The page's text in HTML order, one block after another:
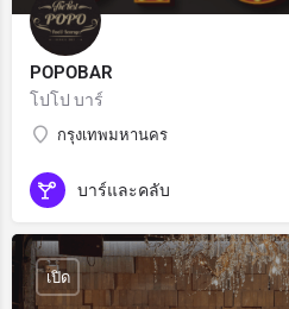
POPOBAR
โปโป บาร์
กรุงเทพมหานคร
บาร์และคลับ
เปิด